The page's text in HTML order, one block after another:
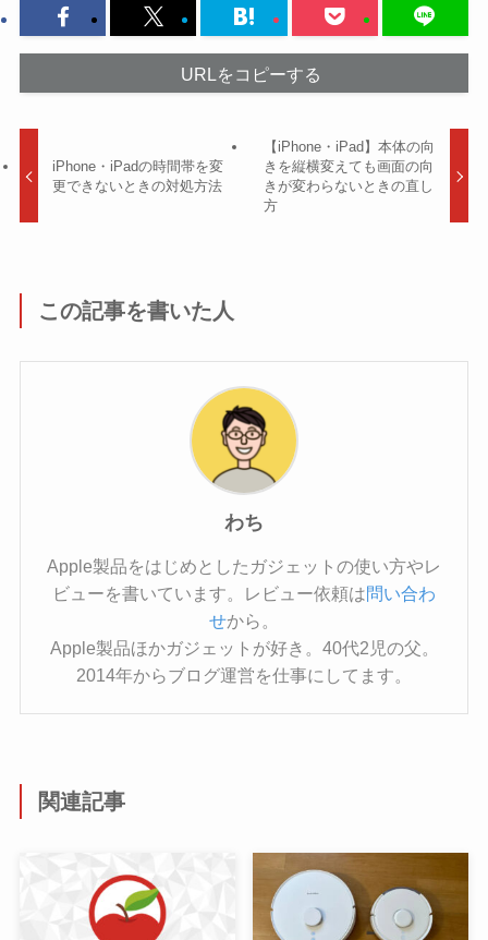
URLをコピーする
iPhone・iPadの時間帯を変
更できないときの対処方法
【iPhone・iPad】本体の向
きを縦横変えても画面の向
きが変わらないときの直し
方
この記事を書いた人
わち
Apple製品をはじめとしたガジェットの使い方やレ
ビューを書いています。レビュー依頼は問い合わ
せから。
Apple製品ほかガジェットが好き。40代2児の父。
2014年からブログ運営を仕事にしてます。
関連記事